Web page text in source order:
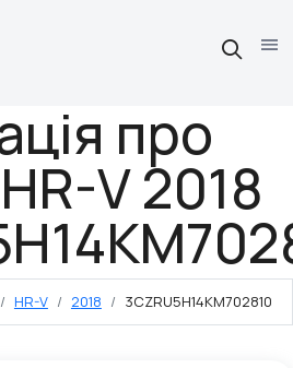
про
V 2018
HR-V 2018 3CZRU5H14KM702810